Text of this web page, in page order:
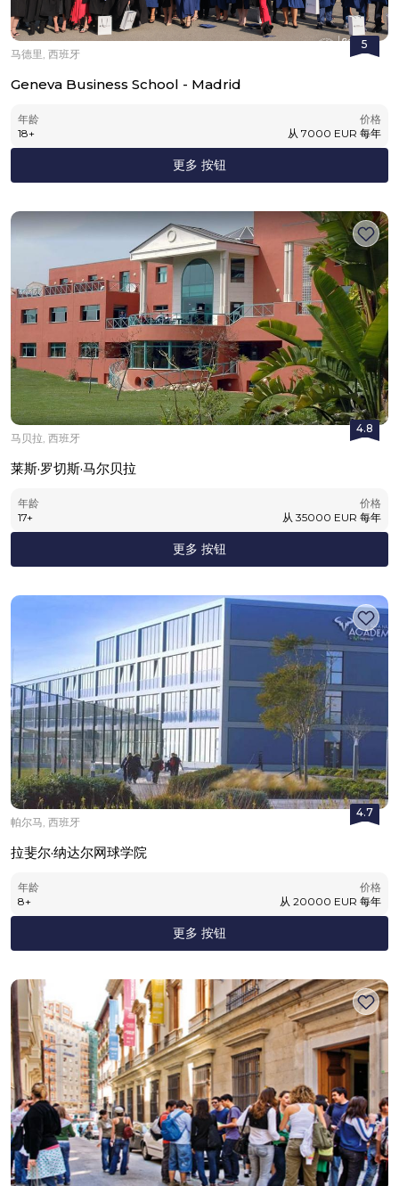
5
马德里, 西班牙
Geneva Business School - Madrid
年龄
18+
价格
从 7000 EUR 每年
更多 按钮
4.8
马贝拉, 西班牙
莱斯·罗切斯·马尔贝拉
年龄
17+
价格
从 35000 EUR 每年
更多 按钮
4.7
帕尔马, 西班牙
拉斐尔·纳达尔网球学院
年龄
8+
价格
从 20000 EUR 每年
更多 按钮